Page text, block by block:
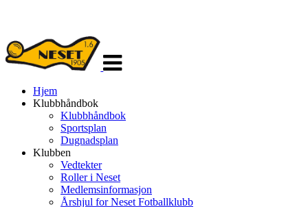
navigasjon
Hjem
Klubbhåndbok
Klubbhåndbok
Sportsplan
Dugnadsplan
Klubben
Vedtekter
Roller i Neset
Medlemsinformasjon
Årshjul for Neset Fotballklubb